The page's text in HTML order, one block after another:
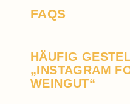
FAQS
HÄUFIG
„INSTAGRAM
WEINGUT“